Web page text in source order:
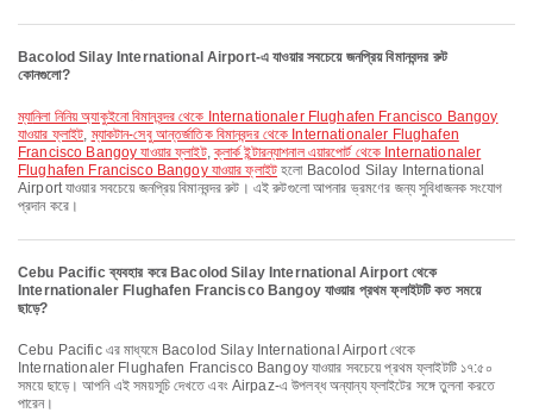
Bacolod Silay International Airport-এ যাওয়ার সবচেয়ে জনপ্রিয় বিমানবন্দর রুট
কোনগুলো?
ম্যানিলা নিনিয় অ্যাকুইনো বিমানবন্দর থেকে Internationaler Flughafen Francisco Bangoy
যাওয়ার ফ্লাইট,ম্যাকটান-সেবু আন্তর্জাতিক বিমানবন্দর থেকে Internationaler Flughafen
Francisco Bangoy যাওয়ার ফ্লাইট,ক্লার্ক ইন্টারন্যাশনাল এয়ারপোর্ট থেকে Internationaler
Flughafen Francisco Bangoy যাওয়ার ফ্লাইট হলো Bacolod Silay International
Airport যাওয়ার সবচেয়ে জনপ্রিয় বিমানবন্দর রুট। এই রুটগুলো আপনার ভ্রমণের জন্য সুবিধাজনক সংযোগ
প্রদান করে।
Cebu Pacific ব্যবহার করে Bacolod Silay International Airport থেকে
Internationaler Flughafen Francisco Bangoy যাওয়ার প্রথম ফ্লাইটটি কত সময়ে
ছাড়ে?
Cebu Pacific এর মাধ্যমে Bacolod Silay International Airport থেকে
Internationaler Flughafen Francisco Bangoy যাওয়ার সবচেয়ে প্রথম ফ্লাইটটি ১৭:৫০
সময়ে ছাড়ে। আপনি এই সময়সূচি দেখতে এবং Airpaz-এ উপলব্ধ অন্যান্য ফ্লাইটের সঙ্গে তুলনা করতে
পারেন।